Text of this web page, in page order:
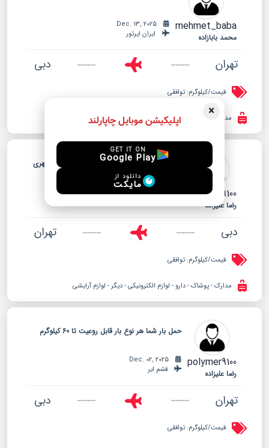
mehmet_baba
محمد بابازاده
ایران ایرتور
تهران دبی
قیمت/کیلوگرم:
مدارک - دخانیات - لوازم آرایشی
polymer9100
رضا علیزاده
حمل و ارسال بار شما تا 60 کیلو از دبی به هر شهری
داخل ایران
Dec. 06, 2025
دبی تهران
قیمت/کیلوگرم:
مدارک - پوشاک - دارو - لوازم الکترونیکی - دیگر - لوازم آرایشی
polymer9100
رضا علیزاده
حمل بار شما هر نوع بار قابل روعیت تا 60 کیلوگرم
قشم ایر
تهران دبی
قیمت/کیلوگرم:
×
اپلیکیشن موبایل چاپارلند
GET IT ON
Google Play
دانلود از
مایکت